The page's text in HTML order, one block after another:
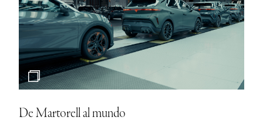
De Martorell al mundo